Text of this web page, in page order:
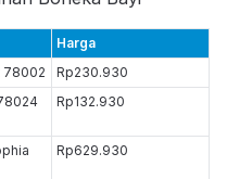
Harga
78002
Rp230.930
Rp132.930
Rp629.930